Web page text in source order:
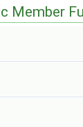
Member